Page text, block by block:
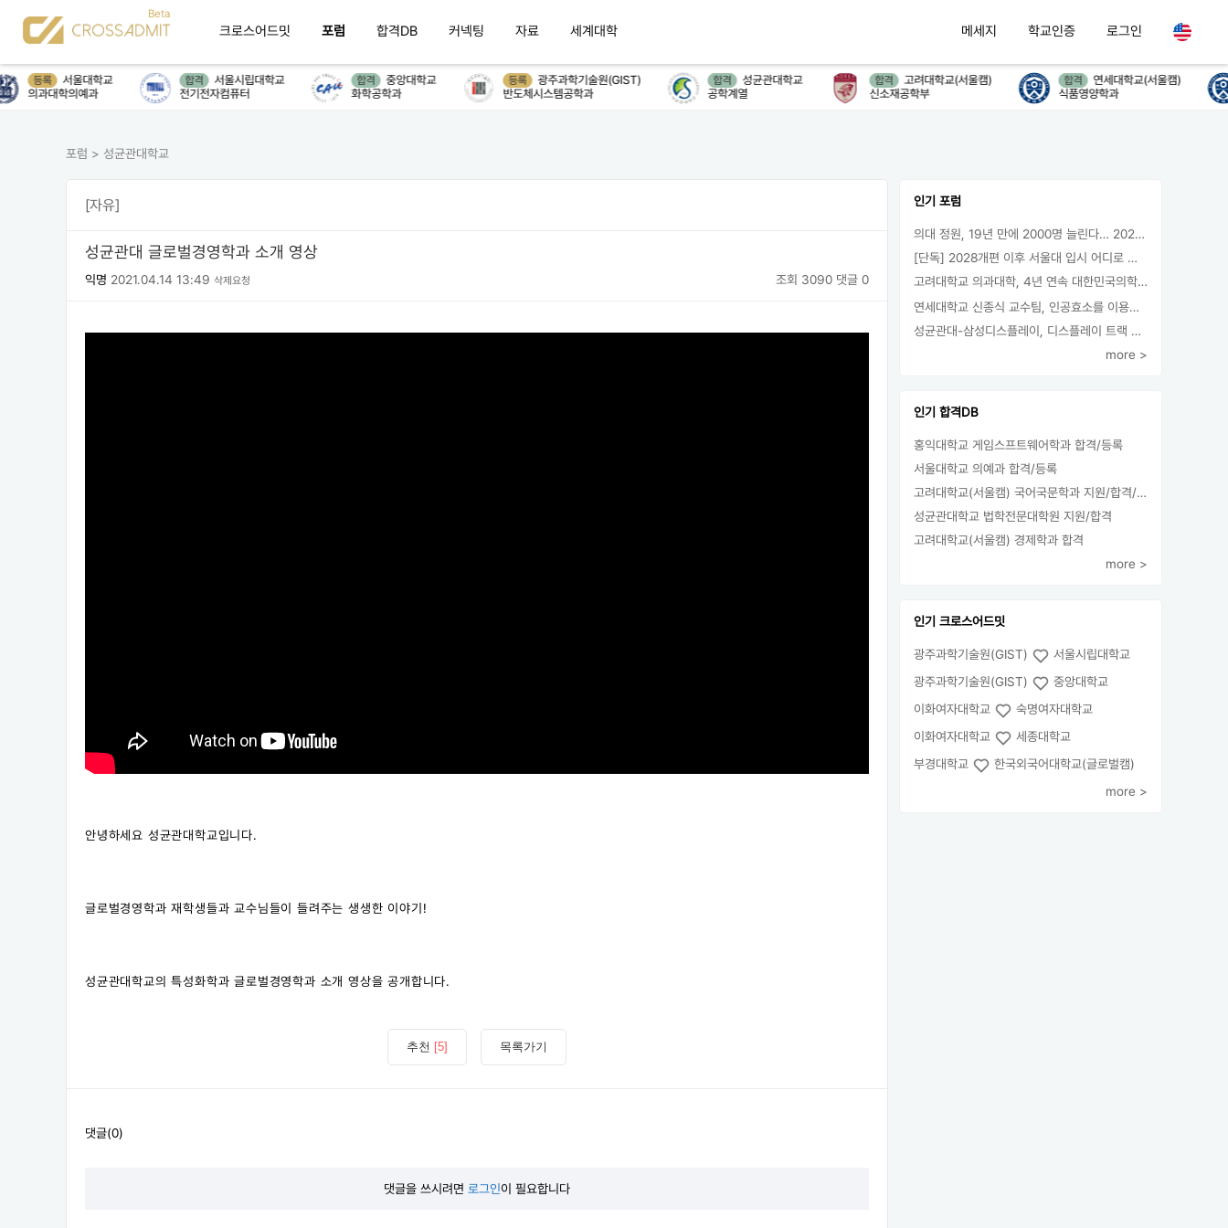
크로스어드밋 포럼 합격DB 커넥팅 자료 세계대학 메세지 학교인증 로그인
등록
서울대학교
의과대학의예과
합격
서울시립대학교
전기전자컴퓨터
합격
중앙대학교
화학공학과
등록
광주과학기술원(GIST)
반도체시스템공학과
합격
성균관대학교
공학계열
합격
고려대학교(서울캠)
신소재공학부
합격
연세대학교(서울캠)
식품영양학과
포럼 > 성균관대학교
[자유]
성균관대 글로벌경영학과 소개 영상
익명 2021.04.14 13:49 삭제요청 조회 3090 댓글 0
안녕하세요 성균관대학교입니다.
글로벌경영학과 재학생들과 교수님들이 들려주는 생생한 이야기!
성균관대학교의 특성화학과 글로벌경영학과 소개 영상을 공개합니다.
추천 [5] 목록가기
댓글(0)
댓글을 쓰시려면 로그인이 필요합니다
인기 포럼
의대 정원, 19년 만에 2000명 늘린다… 2025년 입시부터 적용
[단독] 2028개편 이후 서울대 입시 어디로 갈까.. ‘정시40% 폐지 추진’
고려대학교 의과대학, 4년 연속 대한민국의학한림원 정회원 최다 배출 外
연세대학교 신종식 교수팀, 인공효소를 이용한 아민의 키랄전환 세계 최초로 성공
성균관대-삼성디스플레이, 디스플레이 트랙 운영 협약 체결
more >
인기 합격DB
홍익대학교 게임스프트웨어학과 합격/등록
서울대학교 의예과 합격/등록
고려대학교(서울캠) 국어국문학과 지원/합격/등록
성균관대학교 법학전문대학원 지원/합격
고려대학교(서울캠) 경제학과 합격
more >
인기 크로스어드밋
광주과학기술원(GIST)
서울시립대학교
광주과학기술원(GIST)
중앙대학교
이화여자대학교
숙명여자대학교
이화여자대학교
세종대학교
부경대학교
한국외국어대학교(글로벌캠)
more >